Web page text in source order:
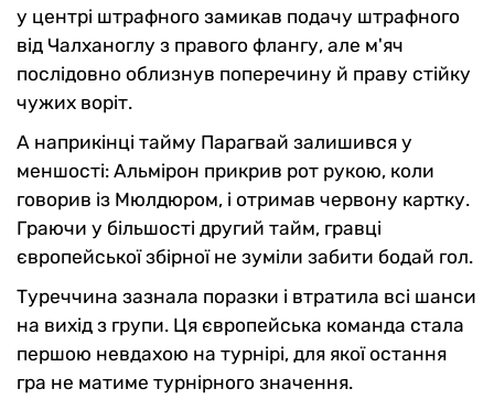
у центрі штрафного замикав подачу штрафного
від Чалханоглу з правого флангу, але м'яч
послідовно облизнув поперечину й праву стійку
чужих воріт.
А наприкінці тайму Парагвай залишився у
меншості: Альмірон прикрив рот рукою, коли
говорив із Мюлдюром, і отримав червону картку.
Граючи у більшості другий тайм, гравці
європейської збірної не зуміли забити бодай гол.
Туреччина зазнала поразки і втратила всі шанси
на вихід з групи. Ця європейська команда стала
першою невдахою на турнірі, для якої остання
гра не матиме турнірного значення.